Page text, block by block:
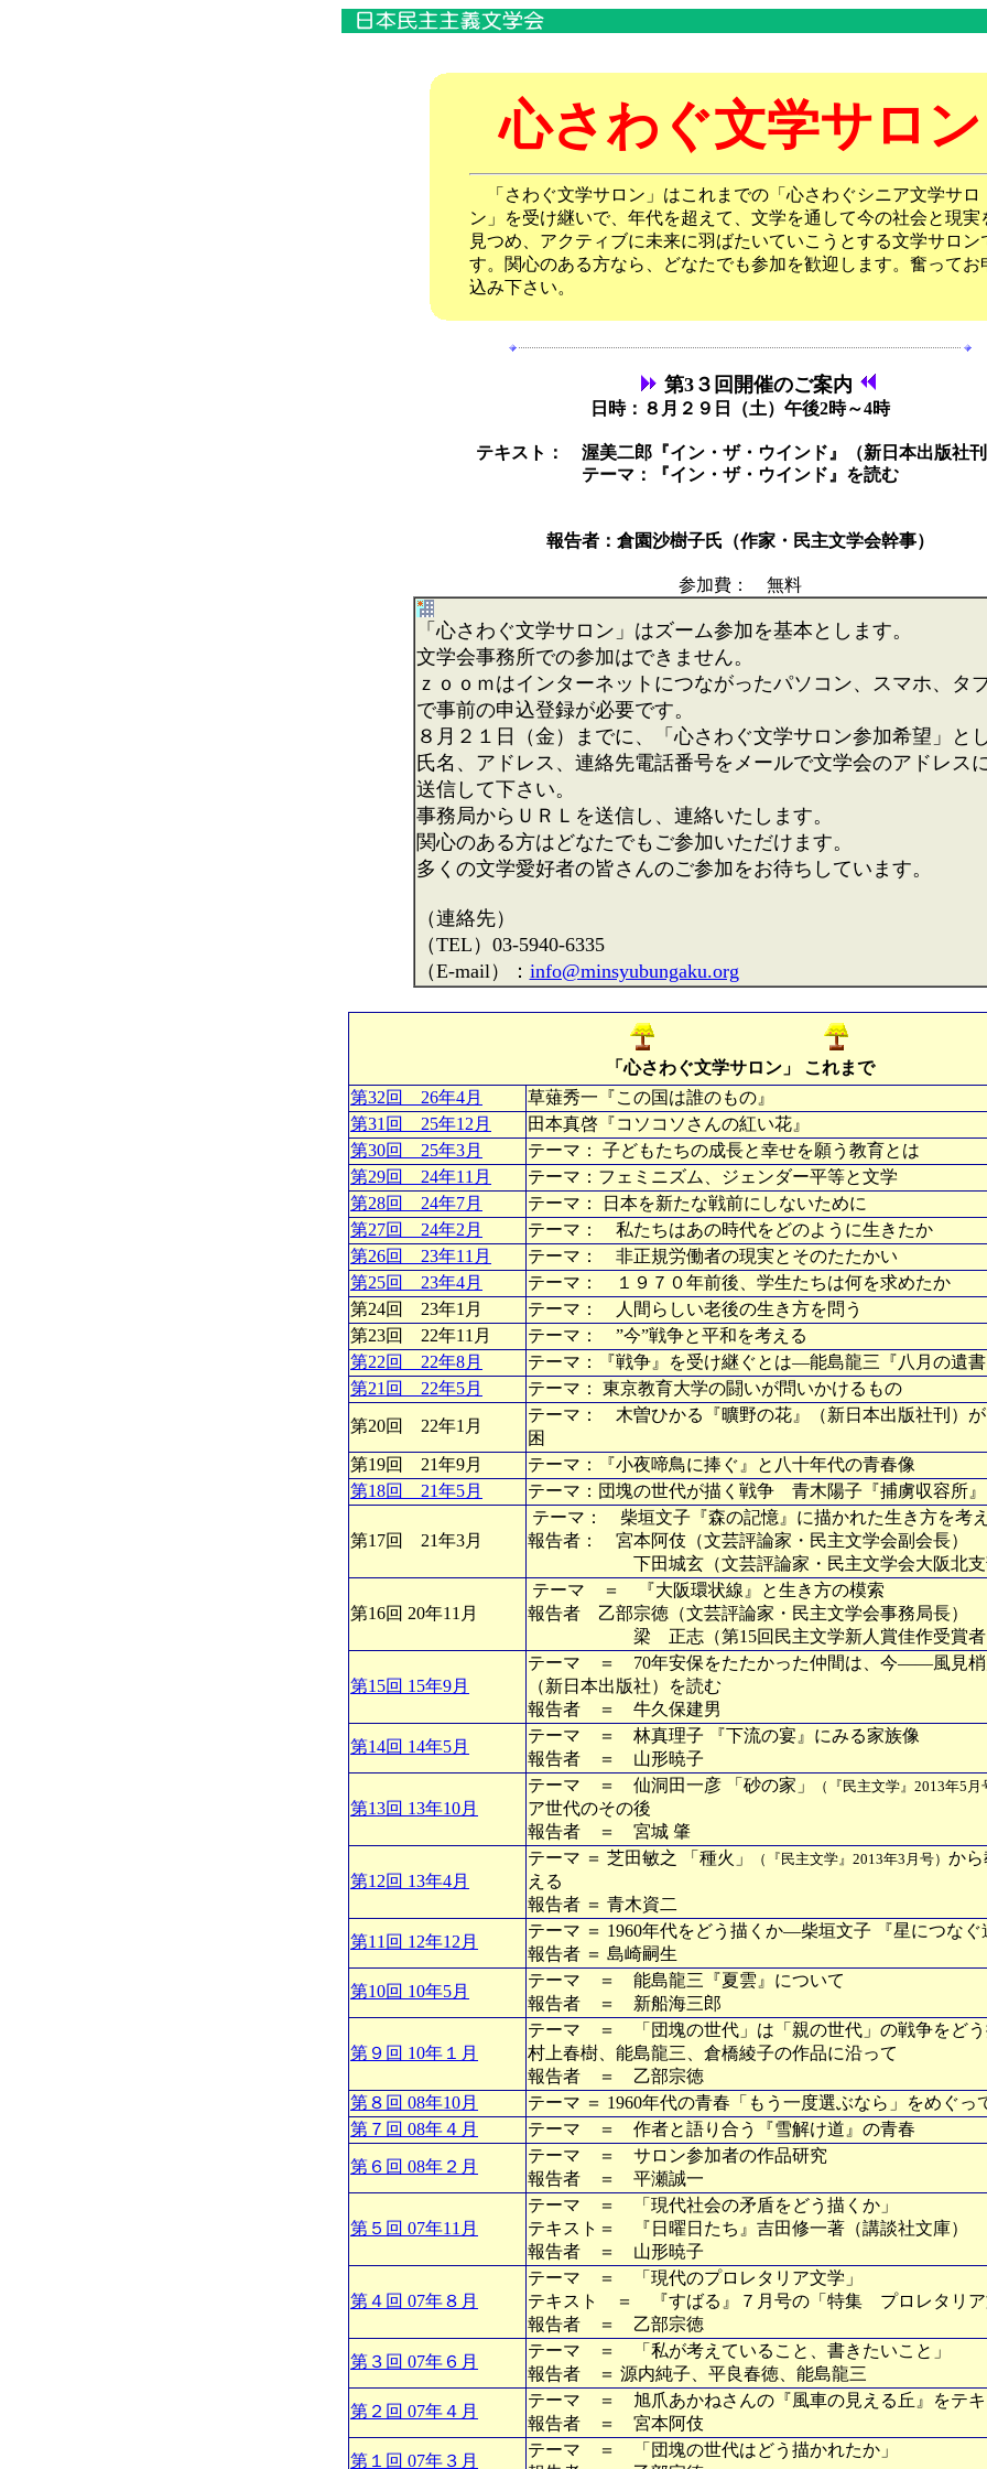
心さわぐ文学サロン
「さわぐ文学サロン」はこれまでの「心さわぐシニア文学サロ
ン」を受け継いで、年代を超えて、文学を通して今の社会と現実
見つめ、アクティブに未来に羽ばたいていこうとする文学サロン
す。関心のある方なら、どなたでも参加を歓迎します。奮ってお
込み下さい。
第3３回開催のご案内
日時：８月２９日（土）午後2時～4時
テキスト： 渥美二郎『イン・ザ・ウインド』（新日本出版社刊
テーマ：『イン・ザ・ウインド』を読む
報告者：倉園沙樹子氏（作家・民主文学会幹事）
参加費： 無料
「心さわぐ文学サロン」はズーム参加を基本とします。
文学会事務所での参加はできません。
ｚｏｏｍはインターネットにつながったパソコン、スマホ、タ
で事前の申込登録が必要です。
８月２１日（金）までに、「心さわぐ文学サロン参加希望」とし
氏名、アドレス、連絡先電話番号をメールで文学会のアドレス
送信して下さい。
事務局からＵＲＬを送信し、連絡いたします。
関心のある方はどなたでもご参加いただけます。
多くの文学愛好者の皆さんのご参加をお待ちしています。
（連絡先）
（TEL）03-5940-6335
（E-mail）： info@minsyubungaku.org
「心さわぐ文学サロン」 これまで
第32回 26年4月
草薙秀一『この国は誰のもの』
第31回 25年12月
田本真啓『コソコソさんの紅い花』
第30回 25年3月
テーマ： 子どもたちの成長と幸せを願う教育とは
第29回 24年11月
テーマ：フェミニズム、ジェンダー平等と文学
第28回 24年7月
テーマ： 日本を新たな戦前にしないために
第27回 24年2月
テーマ： 私たちはあの時代をどのように生きたか
第26回 23年11月
テーマ： 非正規労働者の現実とそのたたかい
第25回 23年4月
テーマ： １９７０年前後、学生たちは何を求めたか
第24回 23年1月
テーマ： 人間らしい老後の生き方を問う
第23回 22年11月
テーマ： ”今”戦争と平和を考える
第22回 22年8月
テーマ：『戦争』を受け継ぐとは―能島龍三『八月の遺
第21回 22年5月
テーマ： 東京教育大学の闘いが問いかけるもの
第20回 22年1月
テーマ： 木曽ひかる『曠野の花』（新日本出版社刊）
困
第19回 21年9月
テーマ：『小夜啼鳥に捧ぐ』と八十年代の青春像
第18回 21年5月
テーマ：団塊の世代が描く戦争 青木陽子『捕虜収容所
第17回 21年3月
テーマ： 柴垣文子『森の記憶』に描かれた生き方を考
報告者： 宮本阿伎（文芸評論家・民主文学会副会長）
下田城玄（文芸評論家・民主文学会大阪北支
第16回 20年11月
テーマ ＝ 『大阪環状線』と生き方の模索
報告者 乙部宗徳（文芸評論家・民主文学会事務局長）
梁 正志（第15回民主文学新人賞佳作受賞者
第15回 15年9月
テーマ ＝ 70年安保をたたかった仲間は、今――風見梢
（新日本出版社）を読む
報告者 ＝ 牛久保建男
第14回 14年5月
テーマ ＝ 林真理子 『下流の宴』にみる家族像
報告者 ＝ 山形暁子
第13回 13年10月
テーマ ＝ 仙洞田一彦 「砂の家」 （『民主文学』2013年5月
ア世代のその後
報告者 ＝ 宮城 肇
第12回 13年4月
テーマ ＝ 芝田敏之 「種火」 （『民主文学』2013年3月号） か
える
報告者 ＝ 青木資二
第11回 12年12月
テーマ ＝ 1960年代をどう描くか―柴垣文子 『星につなぐ
報告者 ＝ 島崎嗣生
第10回 10年5月
テーマ ＝ 能島龍三『夏雲』について
報告者 ＝ 新船海三郎
第９回 10年１月
テーマ ＝ 「団塊の世代」は「親の世代」の戦争をど
村上春樹、能島龍三、倉橋綾子の作品に沿って
報告者 ＝ 乙部宗徳
第８回 08年10月
テーマ ＝ 1960年代の青春「もう一度選ぶなら」をめぐっ
第７回 08年４月
テーマ ＝ 作者と語り合う『雪解け道』の青春
第６回 08年２月
テーマ ＝ サロン参加者の作品研究
報告者 ＝ 平瀬誠一
第５回 07年11月
テーマ ＝ 「現代社会の矛盾をどう描くか」
テキスト＝ 『日曜日たち』吉田修一著（講談社文庫）
報告者 ＝ 山形暁子
第４回 07年８月
テーマ ＝ 「現代のプロレタリア文学」
テキスト ＝ 『すばる』７月号の「特集 プロレタリア
報告者 ＝ 乙部宗徳
第３回 07年６月
テーマ ＝ 「私が考えていること、書きたいこと」
報告者 ＝ 源内純子、平良春徳、能島龍三
第２回 07年４月
テーマ ＝ 旭爪あかねさんの『風車の見える丘』をテキ
報告者 ＝ 宮本阿伎
第１回 07年３月
テーマ ＝ 「団塊の世代はどう描かれたか」